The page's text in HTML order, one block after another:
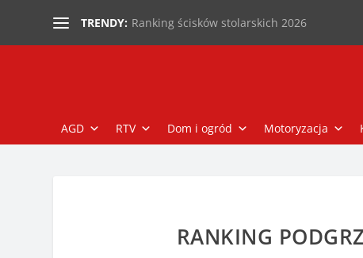
TRENDY: Ranking ścisków stolarskich 2026
AGD RTV Dom i ogród Motoryzacja
RANKING